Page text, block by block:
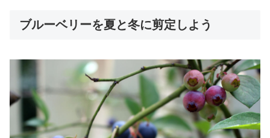
ブルーベリーを夏と冬に剪定しよう